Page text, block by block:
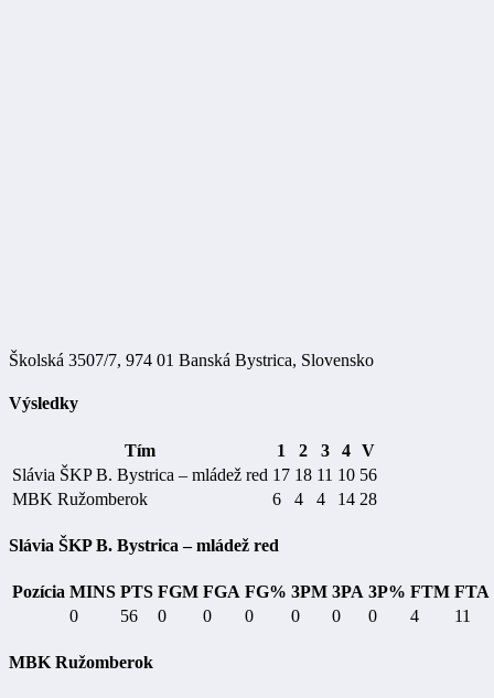
Školská 3507/7, 974 01 Banská Bystrica, Slovensko
Výsledky
Tím 1 2 3 4 V
Slávia ŠKP B. Bystrica – mládež red 17 18 11 10 56
MBK Ružomberok
6 4 4 14 28
Slávia ŠKP B. Bystrica – mládež red
Pozícia MINS PTS FGM FGA FG% 3PM 3PA 3P% FTM FTA
0
56 0 0 0 0 0 0 4 11
MBK Ružomberok